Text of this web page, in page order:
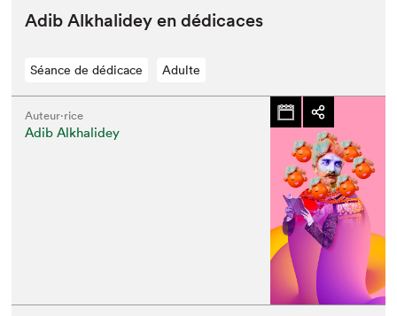
Adib Alkhalidey en dédicaces
Séance de dédicace Adulte
Auteur·rice
Adib Alkhalidey